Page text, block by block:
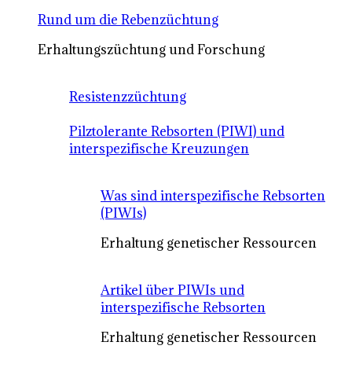
Rund um die Rebenzüchtung
Erhaltungszüchtung und Forschung
Resistenzzüchtung
Pilztolerante Rebsorten (PIWI) und
interspezifische Kreuzungen
Was sind interspezifische Rebsorten
(PIWIs)
Erhaltung genetischer Ressourcen
Artikel über PIWIs und
interspezifische Rebsorten
Erhaltung genetischer Ressourcen